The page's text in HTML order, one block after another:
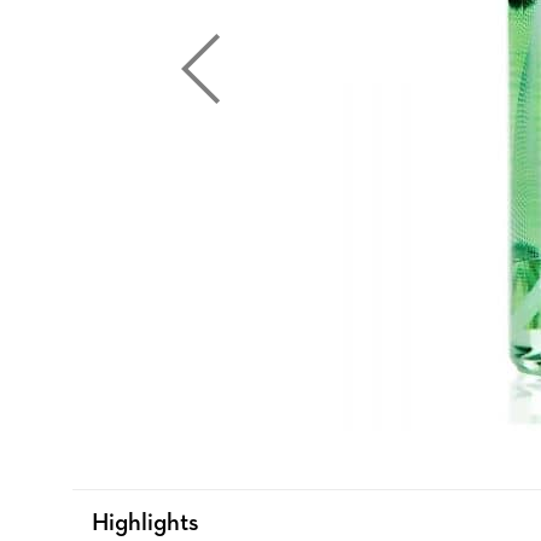
Highlights